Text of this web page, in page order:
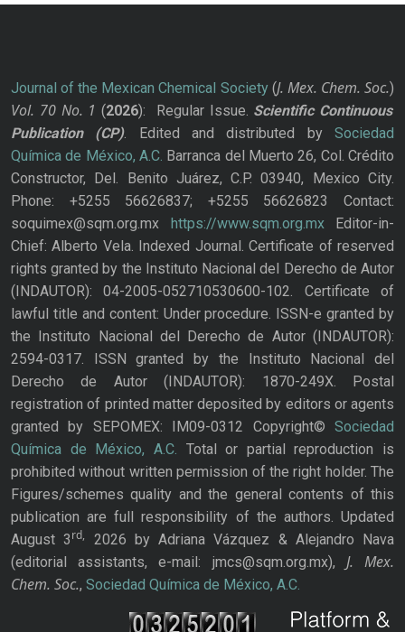
Journal of the Mexican Chemical Society(J. Mex. Chem. Soc.)
Vol. 70 No. 1 (2026): Regular Issue. Scientific Continuous
Publication
(CP). Edited and distributed bySociedad
Química de México, A.C. Barranca del Muerto 26, Col. Crédito
Constructor, Del. Benito Juárez, C.P. 03940, Mexico City.
Phone: +5255 56626837; +5255 56626823 Contact:
soquimex@sqm.org.mx https://www.sqm.org.mxEditor-in-
Chief: Alberto Vela. Indexed Journal. Certificate of reserved
rights granted by the Instituto Nacional del Derecho de Autor
(INDAUTOR): 04-2005-052710530600-102. Certificate of
lawful title and content: Under procedure. ISSN-e granted by
the Instituto Nacional del Derecho de Autor (INDAUTOR):
2594-0317. ISSN granted by the Instituto Nacional del
Derecho de Autor (INDAUTOR): 1870-249X. Postal
registration of printed matter deposited by editors or agents
granted by SEPOMEX: IM09-0312 Copyright© Sociedad
Química de México, A.C. Total or partial reproduction is
prohibited without written permission of the right holder. The
Figures/schemes quality and the general contents of this
publication are full responsibility of the authors. Updated
August 3rd,
2026 by Adriana Vázquez & Alejandro Nava
(editorial assistants, e-mail: jmcs@sqm.org.mx), J. Mex.
Chem. Soc., Sociedad Química de México, A.C.